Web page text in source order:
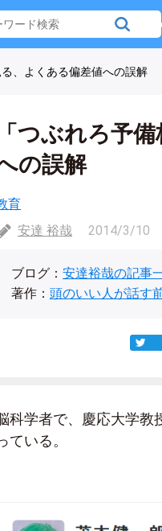
、よくある偏差値への誤解
「つぶれろ予
の誤解
育
安達 裕哉
2014/3/10
ブログ： 安達裕哉の記事
著作： 頭のいい人が話す
科学者で、慶応大学教
ている。